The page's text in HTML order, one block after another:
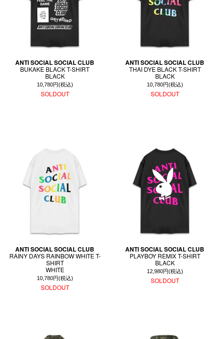
ANTI SOCIAL SOCIAL CLUB
BUKAKE BLACK T-SHIRT
BLACK
10,780円(税込)
SOLDOUT
ANTI SOCIAL SOCIAL CLUB
THAI DYE BLACK T-SHIRT
BLACK
10,780円(税込)
SOLDOUT
ANTI SOCIAL SOCIAL CLUB
RAINY DAYS RAINBOW WHITE T-
SHIRT
WHITE
10,780円(税込)
SOLDOUT
ANTI SOCIAL SOCIAL CLUB
PLAYBOY REMIX T-SHIRT
BLACK
12,980円(税込)
SOLDOUT